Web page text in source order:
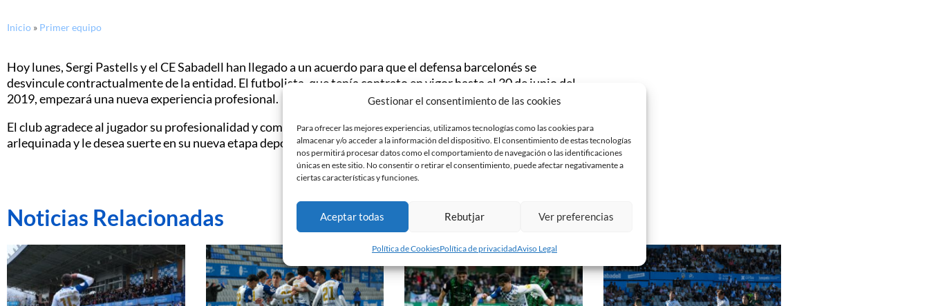
Gestionar el consentimiento de las cookies
Para ofrecer las mejores experiencias, utilizamos tecnologías como las cookies para
almacenar y/o acceder a la información del dispositivo. El consentimiento de estas tecnologías
nos permitirá procesar datos como el comportamiento de navegación o las identificaciones
únicas en este sitio. No consentir o retirar el consentimiento, puede afectar negativamente a
ciertas características y funciones.
Aceptar todas Rebutjar Ver preferencias
Política de CookiesPolítica de privacidadAviso Legal
Inicio » Primer equipo
Hoy lunes, Sergi Pastells y el CE Sabadell han llegado a un acuerdo para que el defensa barcelonés se
desvincule contractualmente de la entidad. El futbolista, que tenía contrato en vigor hasta el 30 de junio del
2019, empezará una nueva experiencia profesional.
El club agradece al jugador su profesionalidad y compromiso durante estas temporadas a la disciplina
arlequinada y le desea suerte en su nueva etapa deportiva.
Noticias Relacionadas